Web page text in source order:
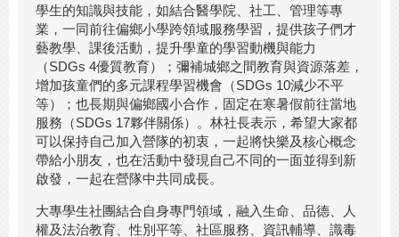
學生的知識與技能，如結合醫學院、社工、管理等專
業，一同前往偏鄉小學跨領域服務學習，提供孩子們才
藝教學、課後活動，提升學童的學習動機與能力
（SDGs 4優質教育）；彌補城鄉之間教育與資源落差，
增加孩童們的多元課程學習機會（SDGs 10減少不平
等）；也長期與偏鄉國小合作，固定在寒暑假前往當地
服務（SDGs 17夥伴關係）。林社長表示，希望大家都
可以保持自己加入營隊的初衷，一起將快樂及核心概念
帶給小朋友，也在活動中發現自己不同的一面並得到新
啟發，一起在營隊中共同成長。
大專學生社團結合自身專門領域，融入生命、品德、人
權及法治教育、性別平等、社區服務、資訊輔導、識毒